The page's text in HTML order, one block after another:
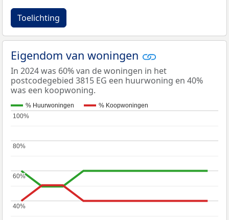
Toelichting
Eigendom van woningen
In 2024 was 60% van de woningen in het
postcodegebied 3815 EG een huurwoning en 40%
was een koopwoning.
% Huurwoningen % Koopwoningen
40%
40%
60%
60%
80%
80%
100%
100%